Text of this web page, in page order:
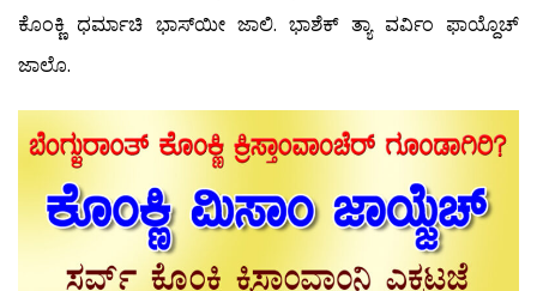
ಕೊಂಕ್ಣಿ ಧರ್ಮಾಚಿ ಭಾಸ್‍ಯೀ ಜಾಲಿ. ಭಾಶೆಕ್ ತ್ಯಾ ವರ್ವಿಂ ಫಾಯ್ದೊಚ್
ಜಾಲೊ.